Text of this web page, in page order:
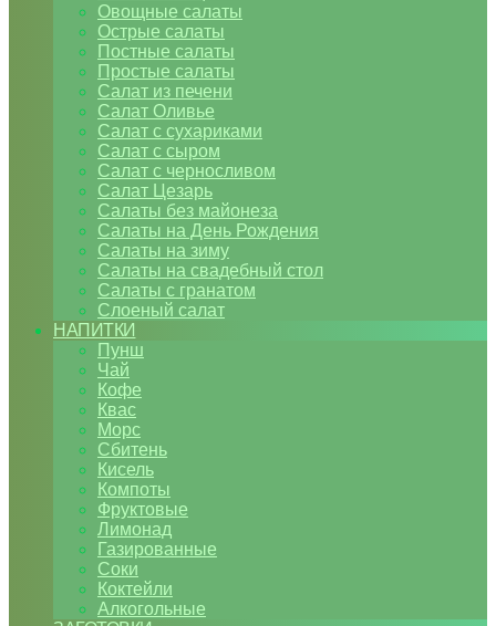
Овощные салаты
Острые салаты
Постные салаты
Простые салаты
Салат из печени
Салат Оливье
Салат с сухариками
Салат с сыром
Салат с черносливом
Салат Цезарь
Салаты без майонеза
Салаты на День Рождения
Салаты на зиму
Салаты на свадебный стол
Салаты с гранатом
Слоеный салат
НАПИТКИ
Пунш
Чай
Кофе
Квас
Морс
Сбитень
Кисель
Компоты
Фруктовые
Лимонад
Газированные
Соки
Коктейли
Алкогольные